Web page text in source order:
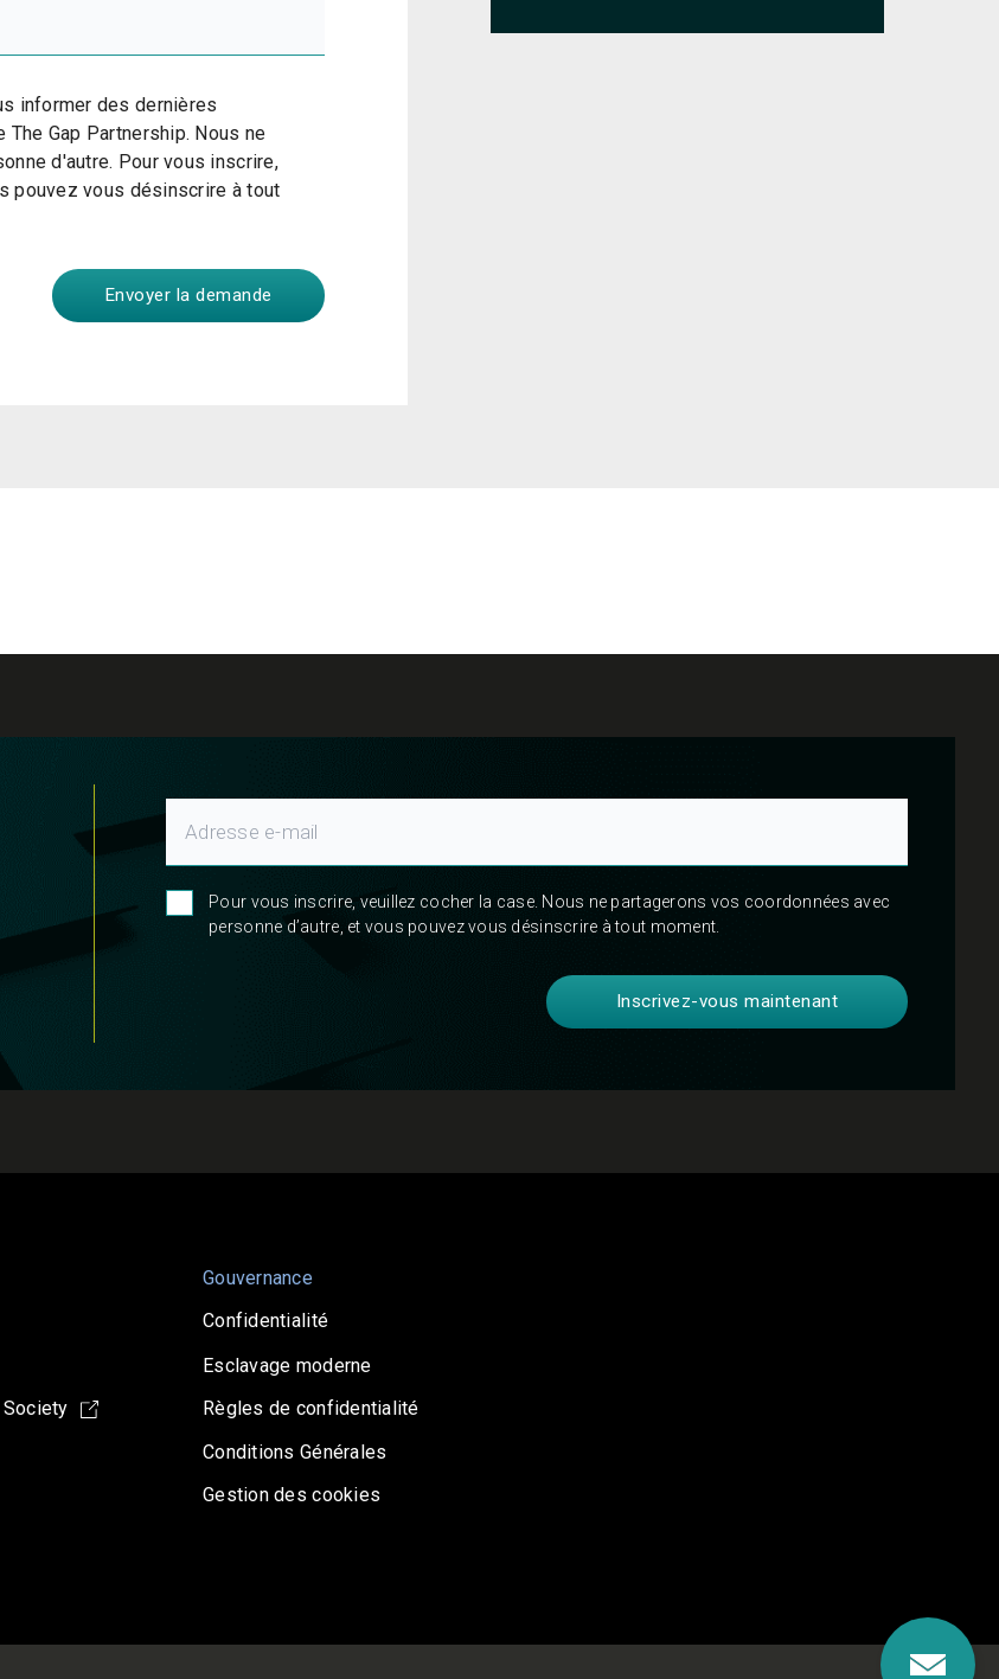
informer des dernières
Gap Partnership. Nous ne
d'autre. Pour vous inscrire,
pouvez vous désinscrire à tout
Pour vous inscrire, veuillez cocher la case. Nous ne partagerons vos coordonnées avec
personne d’autre, et vous pouvez vous désinscrire à tout moment.
Gouvernance
Confidentialité
Esclavage moderne
Règles de confidentialité
Conditions Générales
Gestion des cookies